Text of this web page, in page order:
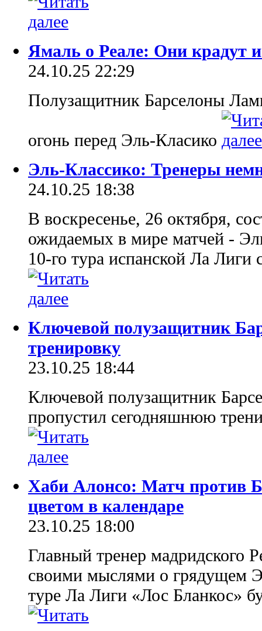
Ямаль о Реале: Они крадут
24.10.25 22:29
Полузащитник Барселоны
огонь перед Эль-Класико
Эль-Классико: Тренеры
24.10.25 18:38
В воскресенье, 26 октября,
ожидаемых в мире матчей -
10-го тура испанской Ла Лиги
Ключевой полузащитник
тренировку
23.10.25 18:44
Ключевой полузащитник
пропустил сегодняшнюю
Хаби Алонсо: Матч против
цветом в календаре
23.10.25 18:00
Главный тренер мадридского
своими мыслями о грядущем
туре Ла Лиги «Лос Бланкос»